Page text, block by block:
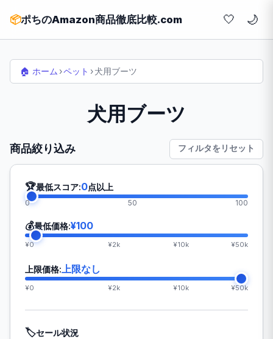
📦ポちのAmazon商品徹底比較.com 🤍
🏠 ホーム ›ペット ›犬用ブーツ
犬用ブーツ
商品絞り込み フィルタをリセット
🏆最低スコア:0点以上
0 50 100
💰最低価格:¥100
¥0 ¥2k ¥10k ¥50k
上限価格: 上限なし
¥0 ¥2k ¥10k ¥50k
🏷️セール状況